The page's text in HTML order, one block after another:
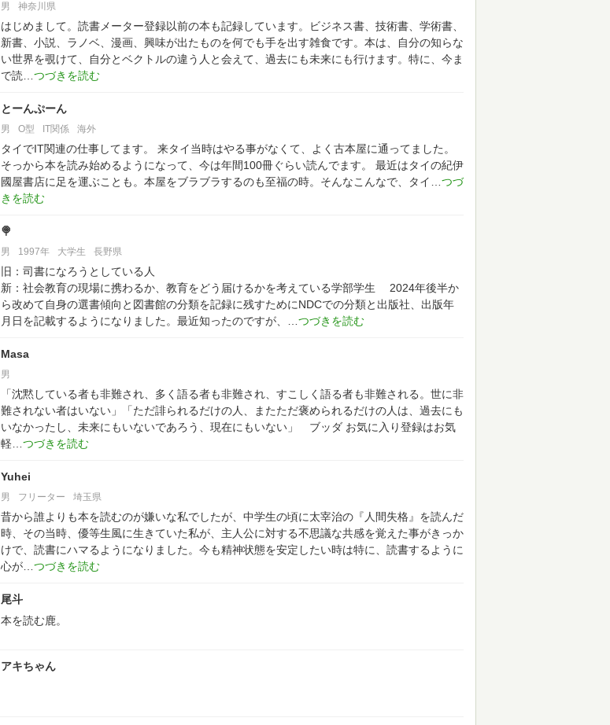
男 神奈川県
はじめまして。読書メーター登録以前の本も記録しています。ビジネス書、技術書、学術書、
新書、小説、ラノベ、漫画、興味が出たものを何でも手を出す雑食です。本は、自分の知らな
い世界を覗けて、自分とベクトルの違う人と会えて、過去にも未来にも行けます。特に、今ま
で読
とーんぷーん
男 O型 IT関係 海外
タイでIT関連の仕事してます。
来タイ当時はやる事がなくて、よく古本屋に通ってました。
そっから本を読み始めるようになって、今は年間100冊ぐらい読んでます。
最近はタイの紀伊
國屋書店に足を運ぶことも。本屋をブラブラするのも至福の時。そんなこんなで、タイ
🍭
男 1997年 大学生 長野県
旧：司書になろうとしている人
新：社会教育の現場に携わるか、教育をどう届けるかを考えている学部学生
2024年後半か
ら改めて自身の選書傾向と図書館の分類を記録に残すためにNDCでの分類と出版社、出版年
月日を記載するようになりました。最近知ったのですが、
Masa
男
「沈黙している者も非難され、多く語る者も非難され、すこしく語る者も非難される。世に非
難されない者はいない」「ただ誹られるだけの人、またただ褒められるだけの人は、過去にも
いなかったし、未来にもいないであろう、現在にもいない」 ブッダ お気に入り登録はお気
軽
Yuhei
男 フリーター 埼玉県
昔から誰よりも本を読むのが嫌いな私でしたが、中学生の頃に太宰治の『人間失格』を読んだ
時、その当時、優等生風に生きていた私が、主人公に対する不思議な共感を覚えた事がきっか
けで、読書にハマるようになりました。今も精神状態を安定したい時は特に、読書するように
心が
尾斗
本を読む鹿。
アキちゃん